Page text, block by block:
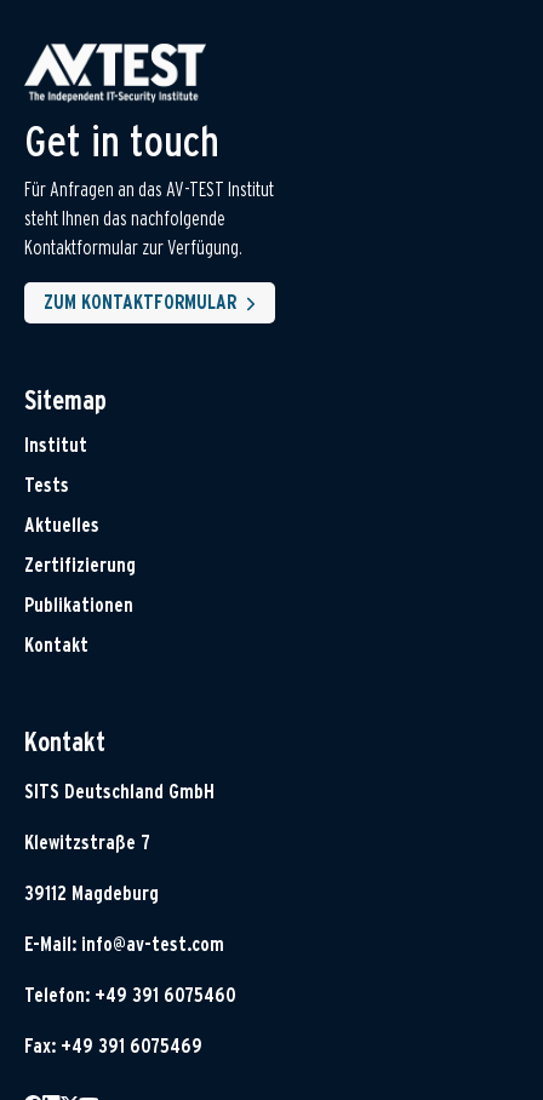
Get in touch
Für Anfragen an das AV-TEST Institut
steht Ihnen das nachfolgende
Kontaktformular zur Verfügung.
ZUM KONTAKTFORMULAR
Sitemap
Institut
Tests
Aktuelles
Zertifizierung
Publikationen
Kontakt
Kontakt
SITS Deutschland GmbH
Klewitzstraße 7
39112 Magdeburg
E-Mail: info@av-test.com
Telefon: +49 391 6075460
Fax: +49 391 6075469